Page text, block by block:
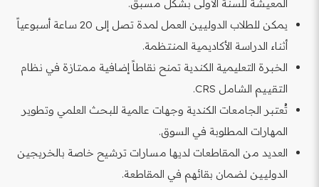
المعيشة للسنة الأولى بشكل مسبق.
يمكن للطلاب الدوليين العمل لمدة تصل إلى 20 ساعة أسبوعياً
أثناء الدراسة الأكاديمية المنتظمة.
الخبرة التعليمية الكندية تمنح نقاطاً إضافية ممتازة في نظام
التقييم الشامل CRS.
تُعتبر الجامعات الكندية وجهات عالمية للبحث العلمي وتطوير
المهارات المطلوبة في السوق.
العديد من المقاطعات لديها مسارات ترشيح خاصة بالخريجين
الدوليين لضمان بقائهم في المقاطعة.